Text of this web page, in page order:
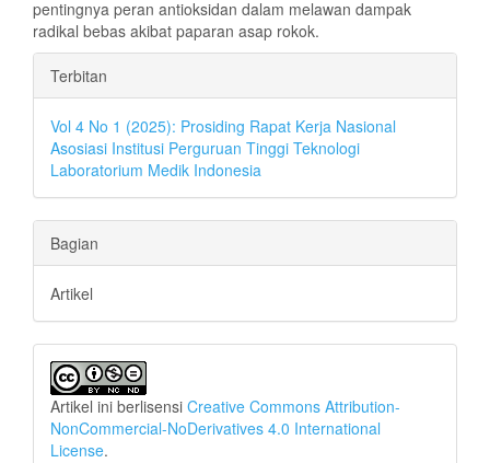
pentingnya peran antioksidan dalam melawan dampak
radikal bebas akibat paparan asap rokok.
Rincian
Artikel
Terbitan
Vol 4 No 1 (2025): Prosiding Rapat Kerja Nasional
Asosiasi Institusi Perguruan Tinggi Teknologi
Laboratorium Medik Indonesia
Bagian
Artikel
Artikel ini berlisensi Creative Commons Attribution-
NonCommercial-NoDerivatives 4.0 International
License.